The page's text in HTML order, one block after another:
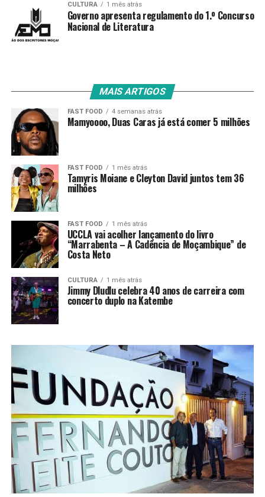
CULTURA 1 mês atrás
Governo apresenta regulamento do 1.º Concurso
Nacional de Literatura
MAIS ARTIGOS
FAST FOOD 4 semanas atrás
Mamyoooo, Duas Caras já está comer 5 milhões
FAST FOOD 1 mês atrás
Tamyris Moiane e Cleyton David juntos tem 36
milhões
FAST FOOD 1 mês atrás
UCCLA vai acolher lançamento do livro
“Marrabenta – A Cadência de Moçambique” de
Costa Neto
CULTURA 1 mês atrás
Jimmy Dludlu celebra 40 anos de carreira com
concerto duplo na Katembe